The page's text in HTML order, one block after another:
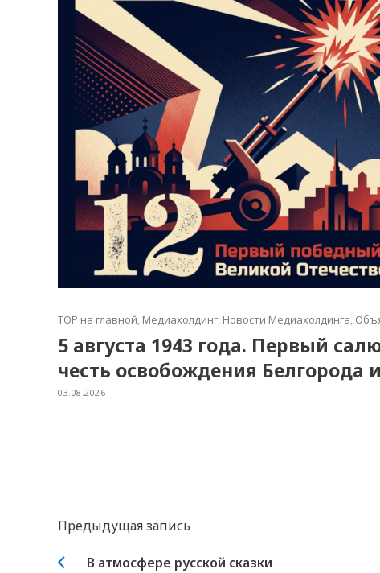
TOP на главной, Медиахолдинг, Новости Медиахолдинга,
5 августа 1943 года. Первый
честь освобождения Белгорода
03.08.2026
Предыдущая запись
В атмосфере русской сказки